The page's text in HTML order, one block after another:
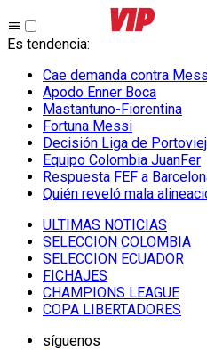
Es tendencia:
Cae demanda contra
Apodo Enner Boca
Mastantuno-Fiorentina
Fortuna Messi
Decisión Liga de
Equipo Colombia JuanFer
Respuesta FEF a
Quién reveló mala
ULTIMAS NOTICIAS
SELECCION COLOMBIA
SELECCION ECUADOR
FICHAJES
CHAMPIONS LEAGUE
COPA LIBERTADORES
síguenos